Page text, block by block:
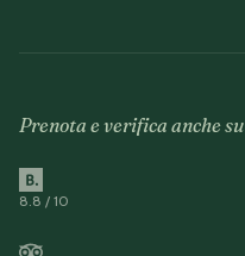
Prenota e verifica anche su
8.8 / 10